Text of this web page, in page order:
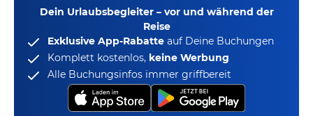
Dein Urlaubsbegleiter – vor und während der
Reise
Exklusive App-Rabatte auf Deine Buchungen
Komplett kostenlos, keine Werbung
Alle Buchungsinfos immer griffbereit